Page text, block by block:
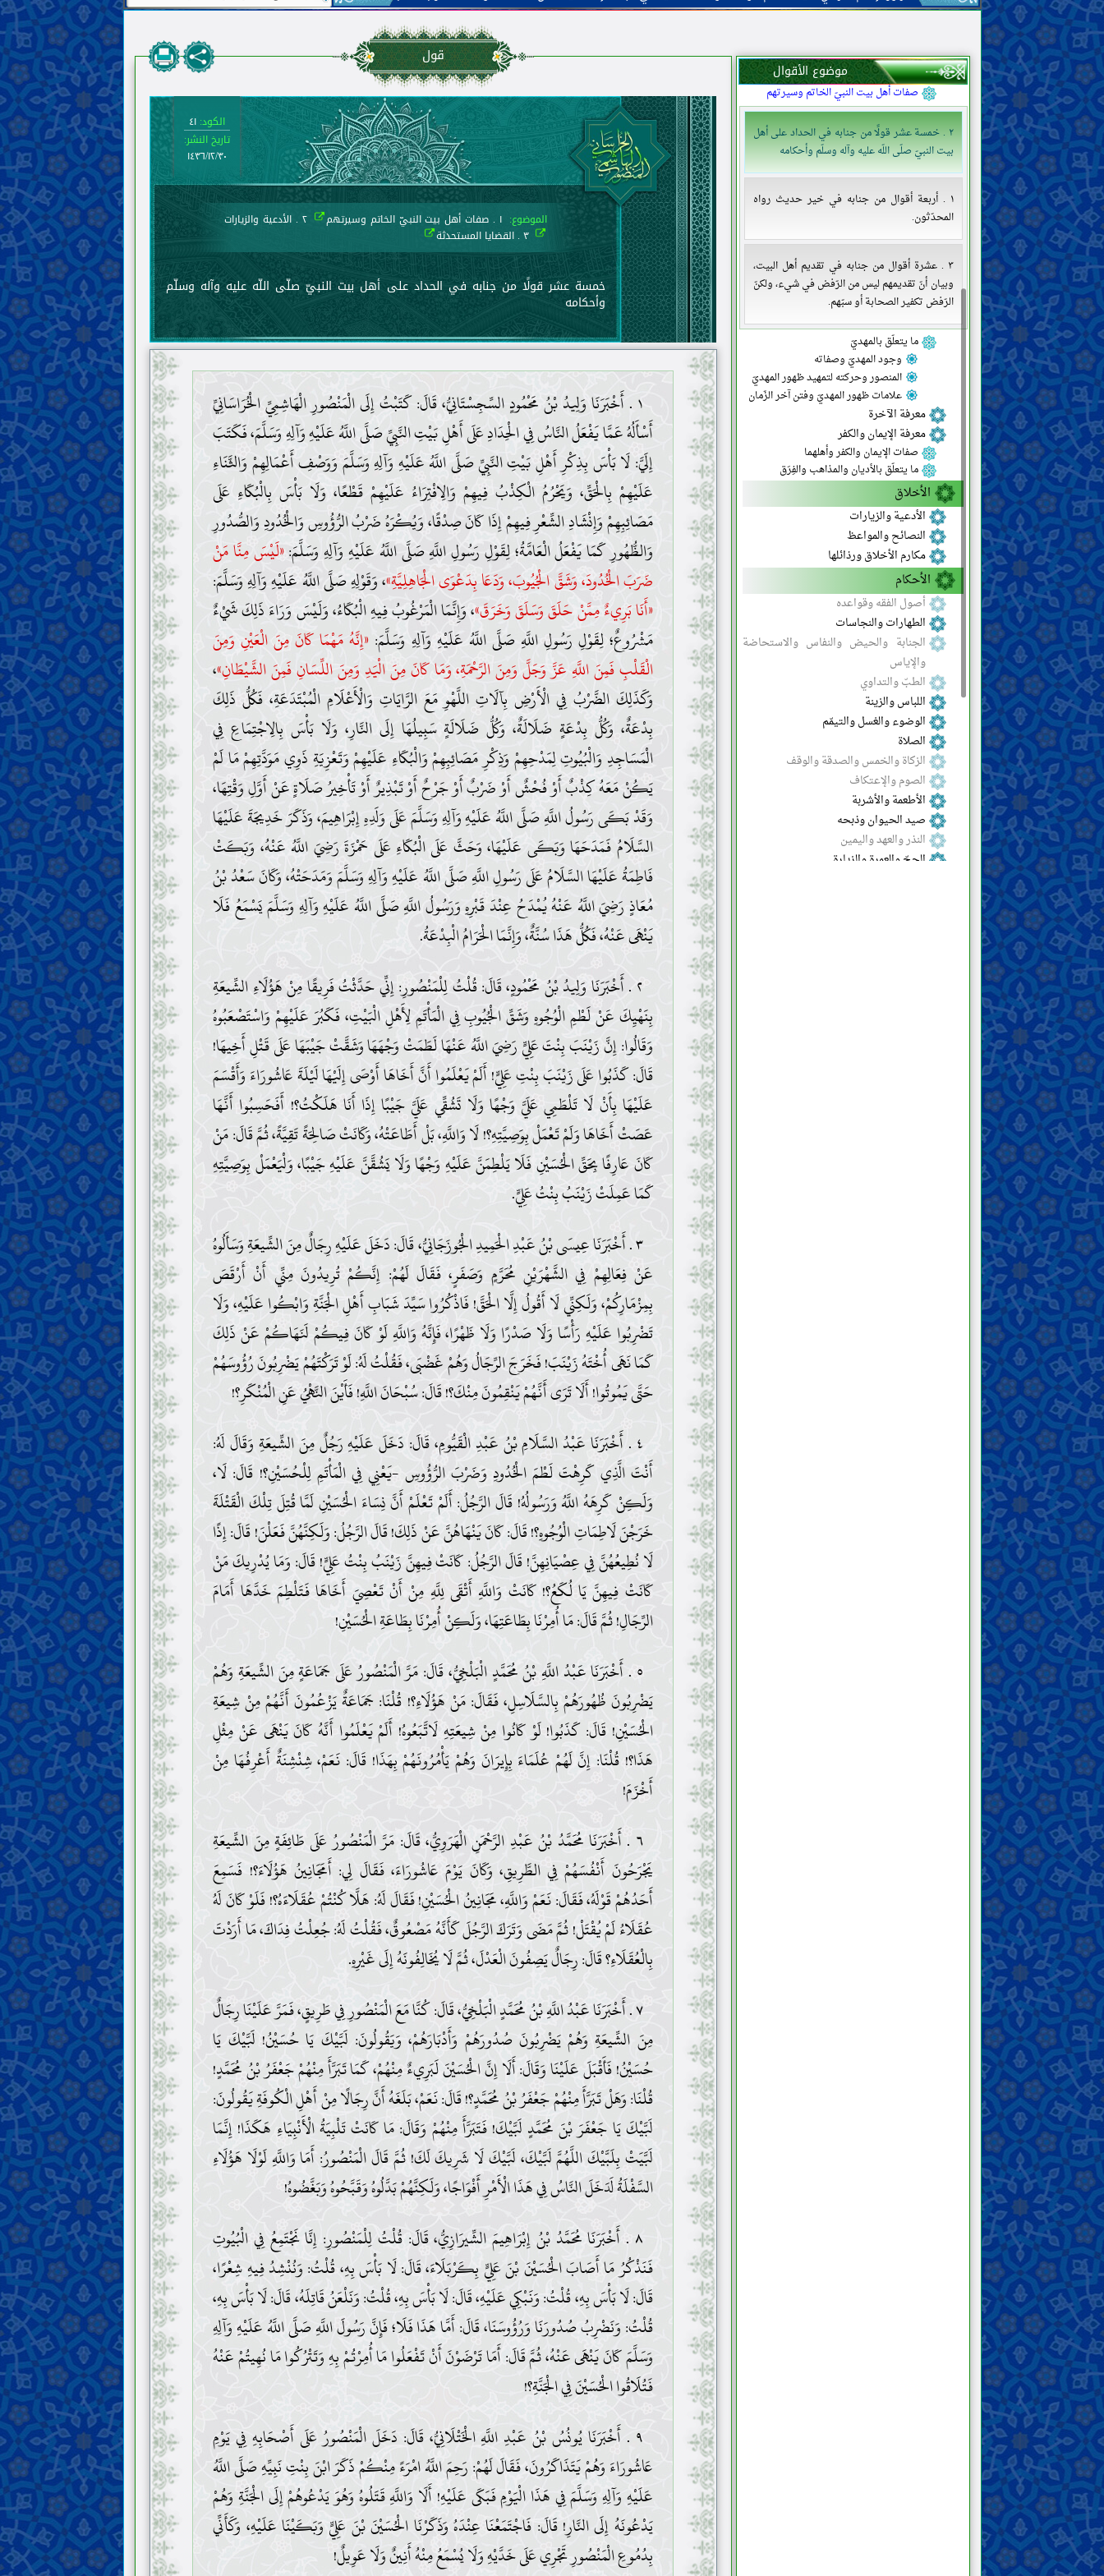
قول
الكود: ٤١
تاريخ النشر:
١٤٣٦/١٢/٣٠
الموضوع: ١ . صفات أهل بيت النبيّ الخاتم وسيرتهم
٢ . الأدعية والزيارات
خمسة عشر قولًا من جنابه في الحداد على أهل بيت النبيّ صلّى اللّه عليه وآله وسلّم
وأحكامه
١ . أَخْبَرَنَا وَلِيدُ بْنُ مَحْمُودٍ السِّجِسْتَانِيُّ، قَالَ: كَتَبْتُ إِلَى الْمَنْصُورِ الْهَاشِمِيِّ الْخُرَاسَانِيِّ
أَسْأَلُهُ عَمَّا يَفْعَلُ النَّاسُ فِي الْحِدَادِ عَلَى أَهْلِ بَيْتِ النَّبِيِّ صَلَّى اللَّهُ عَلَيْهِ وَآلِهِ وَسَلَّمَ، فَكَتَبَ
إِلَيَّ: لَا بَأْسَ بِذِكْرِ أَهْلِ بَيْتِ النَّبِيِّ صَلَّى اللَّهُ عَلَيْهِ وَآلِهِ وَسَلَّمَ وَوَصْفِ أَعْمَالِهِمْ وَالثَّنَاءِ
عَلَيْهِمْ بِالْحَقِّ، وَيَحْرُمُ الْكِذْبُ فِيهِمْ وَالِافْتِرَاءُ عَلَيْهِمْ قَطْعًا، وَلَا بَأْسَ بِالْبُكَاءِ عَلَى
مَصَائِبِهِمْ وَإِنْشَادِ الشِّعْرِ فِيهِمْ إِذَا كَانَ صِدْقًا، وَيُكْرَهُ ضَرْبُ الرُّؤُوسِ وَالْخُدُودِ وَالصُّدُورِ
وَالظُّهُورِ كَمَا يَفْعَلُ الْعَامَّةُ؛ لِقَوْلِ رَسُولِ اللَّهِ صَلَّى اللَّهُ عَلَيْهِ وَآلِهِ وَسَلَّمَ:«لَيْسَ مِنَّا مَنْ
ضَرَبَ الْخُدُودَ، وَشَقَّ الْجُيُوبَ، وَدَعَا بِدَعْوَى الْجَاهِلِيَّةِ»، وَقَوْلِهِ صَلَّى اللَّهُ عَلَيْهِ وَآلِهِ وَسَلَّمَ:
«أَنَا بَرِيءٌ مِمَّنْ حَلَقَ وَسَلَقَ وَخَرَقَ»، وَإِنَّمَا الْمَرْغُوبُ فِيهِ الْبُكَاءُ، وَلَيْسَ وَرَاءَ ذَلِكَ شَيْءٌ
مَشْرُوعٌ؛ لِقَوْلِ رَسُولِ اللَّهِ صَلَّى اللَّهُ عَلَيْهِ وَآلِهِ وَسَلَّمَ: «إِنَّهُ مَهْمَا كَانَ مِنَ الْعَيْنِ وَمِنَ
الْقَلْبِ فَمِنَ اللَّهِ عَزَّ وَجَلَّ وَمِنَ الرَّحْمَةِ، وَمَا كَانَ مِنَ الْيَدِ وَمِنَ اللِّسَانِ فَمِنَ الشَّيْطَانِ»،
وَكَذَلِكَ الضَّرْبُ فِي الْأَرْضِ بِآلَاتِ اللَّهْوِ مَعَ الرَّايَاتِ وَالْأَعْلَامِ الْمُبْتَدَعَةِ، فَكُلُّ ذَلِكَ
بِدْعَةٌ، وَكُلُّ بِدْعَةٍ ضَلَالَةٌ، وَكُلُّ ضَلَالَةٍ سَبِيلُهَا إِلَى النَّارِ، وَلَا بَأْسَ بِالِاجْتِمَاعِ فِي
الْمَسَاجِدِ وَالْبُيُوتِ لِمَدْحِهِمْ وَذِكْرِ مَصَائِبِهِمْ وَالْبُكَاءِ عَلَيْهِمْ وَتَعْزِيَةِ ذَوِي مَوَدَّتِهِمْ مَا لَمْ
يَكُنْ مَعَهُ كِذْبٌ أَوْ فُحْشٌ أَوْ ضَرْبٌ أَوْ جَرْحٌ أَوْ تَبْذِيرٌ أَوْ تَأْخِيرُ صَلَاةٍ عَنْ أَوَّلِ وَقْتِهَا،
وَقَدْ بَكَى رَسُولُ اللَّهِ صَلَّى اللَّهُ عَلَيْهِ وَآلِهِ وَسَلَّمَ عَلَى وَلَدِهِ إِبْرَاهِيمَ، وَذَكَرَ خَدِيجَةَ عَلَيْهَا
السَّلَامُ فَمَدَحَهَا وَبَكَى عَلَيْهَا، وَحَثَّ عَلَى الْبُكَاءِ عَلَى حَمْزَةَ رَضِيَ اللَّهُ عَنْهُ، وَبَكَتْ
فَاطِمَةُ عَلَيْهَا السَّلَامُ عَلَى رَسُولِ اللَّهِ صَلَّى اللَّهُ عَلَيْهِ وَآلِهِ وَسَلَّمَ وَمَدَحَتْهُ، وَكَانَ سَعْدُ بْنُ
مُعَاذٍ رَضِيَ اللَّهُ عَنْهُ يُمْدَحُ عِنْدَ قَبْرِهِ وَرَسُولُ اللَّهِ صَلَّى اللَّهُ عَلَيْهِ وَآلِهِ وَسَلَّمَ يَسْمَعُ فَلَا
يَنْهَى عَنْهُ، فَكُلُّ هَذَا سُنَّةٌ، وَإِنَّمَا الْحَرَامُ الْبِدْعَةُ.
٢ . أَخْبَرَنَا وَلِيدُ بْنُ مَحْمُودٍ، قَالَ: قُلْتُ لِلْمَنْصُورِ: إِنِّي حَدَّثْتُ فَرِيقًا مِنْ هَؤُلَاءِ الشِّيعَةِ
بِنَهْيِكَ عَنْ لَطْمِ الْوُجُوهِ وَشَقِّ الْجُيُوبِ فِي الْمَأْتَمِ لِأَهْلِ الْبَيْتِ، فَكَبُرَ عَلَيْهِمْ وَاسْتَصْعَبُوهُ
وَقَالُوا: إِنَّ زَيْنَبَ بِنْتَ عَلِيٍّ رَضِيَ اللَّهُ عَنْهَا لَطَمَتْ وَجْهَهَا وَشَقَّتْ جَيْبَهَا عَلَى قَتْلِ أَخِيهَا!
قَالَ: كَذَبُوا عَلَى زَيْنَبَ بِنْتِ عَلِيٍّ! أَلَمْ يَعْلَمُوا أَنَّ أَخَاهَا أَوْصَى إِلَيْهَا لَيْلَةَ عَاشُورَاءَ وَأَقْسَمَ
عَلَيْهَا بِأَنْ لَا تَلْطَمِي عَلَيَّ وَجْهًا وَلَا تَشُقِّي عَلَيَّ جَيْبًا إِذَا أَنَا هَلَكْتُ؟! أَفَحَسِبُوا أَنَّهَا
عَصَتْ أَخَاهَا وَلَمْ تَعْمَلْ بِوَصِيَّتِهِ؟! لَا وَاللَّهِ، بَلْ أَطَاعَتْهُ، وَكَانَتْ صَالِحَةً تَقِيَّةً، ثُمَّ قَالَ: مَنْ
كَانَ عَارِفًا بِحَقِّ الْحُسَيْنِ فَلَا يَلْطِمَنَّ عَلَيْهِ وَجْهًا وَلَا يَشُقَّنَّ عَلَيْهِ جَيْبًا، وَلْيَعْمَلْ بِوَصِيَّتِهِ
كَمَا عَمِلَتْ زَيْنَبُ بِنْتُ عَلِيٍّ.
٣ . أَخْبَرَنَا عِيسَى بْنُ عَبْدِ الْحَمِيدِ الْجُوزَجَانِيُّ، قَالَ: دَخَلَ عَلَيْهِ رِجَالٌ مِنَ الشِّيعَةِ وَسَأَلُوهُ
عَنْ فِعَالِهِمْ فِي الشَّهْرَيْنِ مُحَرَّمٍ وَصَفَرٍ، فَقَالَ لَهُمْ: إِنَّكُمْ تُرِيدُونَ مِنِّي أَنْ أَرْقَصَ
بِمِزْمَارِكُمْ، وَلَكِنِّي لَا أَقُولُ إِلَّا الْحَقَّ! فَاذْكُرُوا سَيِّدَ شَبَابِ أَهْلِ الْجَنَّةِ وَابْكُوا عَلَيْهِ، وَلَا
تَضْرِبُوا عَلَيْهِ رَأْسًا وَلَا صَدْرًا وَلَا ظَهْرًا، فَإِنَّهُ وَاللَّهِ لَوْ كَانَ فِيكُمْ لَنَهَاكُمْ عَنْ ذَلِكَ
كَمَا نَهَى أُخْتَهُ زَيْنَبَ! فَخَرَجَ الرِّجَالُ وَهُمْ غَضْبَى، فَقُلْتُ لَهُ: لَوْ تَرَكْتَهُمْ يَضْرِبُونَ رُؤُوسَهُمْ
حَتَّى يَمُوتُوا! أَلَا تَرَى أَنَّهُمْ يَنْقِمُونَ مِنْكَ؟! قَالَ: سُبْحَانَ اللَّهِ! فَأَيْنَ النَّهْيُ عَنِ الْمُنْكَرِ؟!
٤ . أَخْبَرَنَا عَبْدُ السَّلَامِ بْنُ عَبْدِ الْقَيُّومِ، قَالَ: دَخَلَ عَلَيْهِ رَجُلٌ مِنَ الشِّيعَةِ وَقَالَ لَهُ:
أَنْتَ الَّذِي كَرِهْتَ لَطْمَ الْخُدُودِ وَضَرْبَ الرُّؤُوسِ -يَعْنِي فِي الْمَأْتَمِ لِلْحُسَيْنِ؟! قَالَ: لَا،
وَلَكِنْ كَرِهَهُ اللَّهُ وَرَسُولُهُ! قَالَ الرَّجُلُ: أَلَمْ تَعْلَمْ أَنَّ نِسَاءَ الْحُسَيْنِ لَمَّا قُتِلَ تِلْكَ الْقَتْلَةَ
خَرَجْنَ لَاطِمَاتِ الْوُجُوهِ؟! قَالَ: كَانَ يَنْهَاهُنَّ عَنْ ذَلِكَ! قَالَ الرَّجُلُ: وَلَكِنَّهُنَّ فَعَلْنَ! قَالَ: إِذًا
لَا نُطِيعُهُنَّ فِي عِصْيَانِهِنَّ! قَالَ الرَّجُلُ: كَانَتْ فِيهِنَّ زَيْنَبُ بِنْتُ عَلِيٍّ! قَالَ: وَمَا يُدْرِيكَ مَنْ
كَانَتْ فِيهِنَّ يَا لُكَعُ؟! كَانَتْ وَاللَّهِ أَتْقَى لِلَّهِ مِنْ أَنْ تَعْصِيَ أَخَاهَا فَتَلْطِمَ خَدَّهَا أَمَامَ
الرِّجَالِ! ثُمَّ قَالَ: مَا أُمِرْنَا بِطَاعَتِهَا، وَلَكِنْ أُمِرْنَا بِطَاعَةِ الْحُسَيْنِ!
٥ . أَخْبَرَنَا عَبْدُ اللَّهِ بْنُ مُحَمَّدٍ الْبَلْخِيُّ، قَالَ: مَرَّ الْمَنْصُورُ عَلَى جَمَاعَةٍ مِنَ الشِّيعَةِ وَهُمْ
يَضْرِبُونَ ظُهُورَهُمْ بِالسَّلَاسِلِ، فَقَالَ: مَنْ هَؤُلَاءِ؟! قُلْنَا: جَمَاعَةٌ يَزْعُمُونَ أَنَّهُمْ مِنْ شِيعَةِ
الْحُسَيْنِ! قَالَ: كَذَبُوا! لَوْ كَانُوا مِنْ شِيعَتِهِ لَاتَّبَعُوهُ! أَلَمْ يَعْلَمُوا أَنَّهُ كَانَ يَنْهَى عَنْ مِثْلِ
هَذَا؟! قُلْنَا: إِنَّ لَهُمْ عُلَمَاءَ بِإِيرَانَ وَهُمْ يَأْمُرُونَهُمْ بِهَذَا! قَالَ: نَعَمْ، شِنْشِنَةٌ أَعْرِفُهَا مِنْ
أَخْزَمَ!
٦ . أَخْبَرَنَا مُحَمَّدُ بْنُ عَبْدِ الرَّحْمَنِ الْهَرَوِيُّ، قَالَ: مَرَّ الْمَنْصُورُ عَلَى طَائِفَةٍ مِنَ الشِّيعَةِ
يَجْرَحُونَ أَنْفُسَهُمْ فِي الطَّرِيقِ، وَكَانَ يَوْمَ عَاشُورَاءَ، فَقَالَ لِي: أَمَجَانِينُ هَؤُلَاءَ؟! فَسَمِعَ
أَحَدُهُمْ قَوْلَهُ، فَقَالَ: نَعَمْ وَاللَّهِ، مَجَانِينُ الْحُسَيْنِ! فَقَالَ لَهُ: هَلَّا كُنْتُمْ عُقَلَاءَهُ؟! فَلَوْ كَانَ لَهُ
عُقَلَاءُ لَمْ يُقْتَلْ! ثُمَّ مَضَى وَتَرَكَ الرَّجُلَ كَأَنَّهُ مَصْعُوقٌ، فَقُلْتُ لَهُ: جُعِلْتُ فِدَاكَ، مَا أَرَدْتَ
بِالْعُقَلَاءِ؟ قَالَ: رِجَالٌ يَصِفُونَ الْعَدْلَ، ثُمَّ لَا يُخَالِفُونَهُ إِلَى غَيْرِهِ.
٧ . أَخْبَرَنَا عَبْدُ اللَّهِ بْنُ مُحَمَّدٍ الْبَلْخِيُّ، قَالَ: كُنَّا مَعَ الْمَنْصُورِ فِي طَرِيقٍ، فَمَرَّ عَلَيْنَا رِجَالٌ
مِنَ الشِّيعَةِ وَهُمْ يَضْرِبُونَ صُدُورَهُمْ وَأَدْبَارَهُمْ، وَيَقُولُونَ: لَبَّيْكَ يَا حُسَيْنُ! لَبَّيْكَ يَا
حُسَيْنُ! فَأَقْبَلَ عَلَيْنَا وَقَالَ: أَلَا إِنَّ الْحُسَيْنَ لَبَرِيءٌ مِنْهُمْ، كَمَا تَبَرَّأَ مِنْهُمْ جَعْفَرُ بْنُ مُحَمَّدٍ!
قُلْنَا: وَهَلْ تَبَرَّأَ مِنْهُمْ جَعْفَرُ بْنُ مُحَمَّدٍ؟! قَالَ: نَعَمْ، بَلَغَهُ أَنَّ رِجَالًا مِنْ أَهْلِ الْكُوفَةِ يَقُولُونَ:
لَبَّيْكَ يَا جَعْفَرَ بْنَ مُحَمَّدٍ لَبَّيْكَ! فَتَبَرَّأَ مِنْهُمْ وَقَالَ: مَا كَانَتْ تَلْبِيَةُ الْأَنْبِيَاءِ هَكَذَا! إِنَّمَا
لَبَّيَتْ بِلَبَّيْكَ اللَّهُمَّ لَبَّيْكَ، لَبَّيْكَ لَا شَرِيكَ لَكَ! ثُمَّ قَالَ الْمَنْصُورُ: أَمَا وَاللَّهِ لَوْلَا هَؤُلَاءِ
السَّفْلَةُ لَدَخَلَ النَّاسُ فِي هَذَا الْأَمْرِ أَفْوَاجًا، وَلَكِنَّهُمْ بَدَّلُوهُ وَقَبَّحُوهُ وَبَغَّضُوهُ!
٨ . أَخْبَرَنَا مُحَمَّدُ بْنُ إِبْرَاهِيمَ الشِّيرَازِيُّ، قَالَ: قُلْتُ لِلْمَنْصُورِ: إِنَّا نَجْتَمِعُ فِي الْبُيُوتِ
فَنَذْكُرُ مَا أَصَابَ الْحُسَيْنَ بْنَ عَلِيٍّ بِكَرْبَلَاءَ، قَالَ: لَا بَأْسَ بِهِ، قُلْتُ: وَنُنْشِدُ فِيهِ شِعْرًا،
قَالَ: لَا بَأْسَ بِهِ، قُلْتُ: وَنَبْكِي عَلَيْهِ، قَالَ: لَا بَأْسَ بِهِ، قُلْتُ: وَنَلْعَنُ قَاتِلَهُ، قَالَ: لَا بَأْسَ بِهِ،
قُلْتُ: وَنَضْرِبُ صُدُورَنَا وَرُؤُوسَنَا، قَالَ: أَمَّا هَذَا فَلَا؛ فَإِنَّ رَسُولَ اللَّهِ صَلَّى اللَّهُ عَلَيْهِ وَآلِهِ
وَسَلَّمَ كَانَ يَنْهَى عَنْهُ، ثُمَّ قَالَ: أَمَا تَرْضَوْنَ أَنْ تَفْعَلُوا مَا أُمِرْتُمْ بِهِ وَتَتْرُكُوا مَا نُهِيتُمْ عَنْهُ
فَتُلَاقُوا الْحُسَيْنَ فِي الْجَنَّةِ؟!
٩ . أَخْبَرَنَا يُونُسُ بْنُ عَبْدِ اللَّهِ الْخَتْلَانِيُّ، قَالَ: دَخَلَ الْمَنْصُورُ عَلَى أَصْحَابِهِ فِي يَوْمِ
عَاشُورَاءَ وَهُمْ يَتَذَاكَرُونَ، فَقَالَ لَهُمْ: رَحِمَ اللَّهُ امْرَءً مِنْكُمْ ذَكَرَ ابْنَ بِنْتِ نَبِيِّهِ صَلَّى اللَّهُ
عَلَيْهِ وَآلِهِ وَسَلَّمَ فِي هَذَا الْيَوْمِ فَبَكَى عَلَيْهِ! أَلَا وَاللَّهِ قَتَلُوهُ وَهُوَ يَدْعُوهُمْ إِلَى الْجَنَّةِ وَهُمْ
يَدْعُونَهُ إِلَى النَّارِ! قَالَ: فَاجْتَمَعْنَا عِنْدَهُ وَذَكَرْنَا الْحُسَيْنَ بْنَ عَلِيٍّ وَبَكَيْنَا عَلَيْهِ، وَكَأَنِّي
بِدُمُوعِ الْمَنْصُورِ تَجْرِي عَلَى خَدَّيْهِ وَلَا يُسْمَعُ مِنْهُ أَنِينٌ وَلَا عَوِيلٌ!
موضوع الأقوال
خصائص النبيّ الخاتم
أصحاب النبيّ الخاتم وأزواجه
صفات أهل بيت النبيّ الخاتم وسيرتهم
٢ . خمسة عشر قولًا من جنابه في الحداد على أهل
بيت النبيّ صلّى اللّه عليه وآله وسلّم وأحكامه
١ . أربعة أقوال من جنابه في خير حديث رواه
المحدّثون.
٣ . عشرة أقوال من جنابه في تقديم أهل البيت،
وبيان أنّ تقديمهم ليس من الرّفض في شيء، ولكنّ
الرّفض تكفير الصحابة أو سبّهم.
ما يتعلّق بالمهديّ
وجود المهديّ وصفاته
المنصور وحركته لتمهيد ظهور المهديّ
علامات ظهور المهديّ وفتن آخر الزّمان
معرفة الآخرة
معرفة الإيمان والكفر
صفات الإيمان والكفر وأهلهما
ما يتعلّق بالأديان والمذاهب والفِرَق
الأخلاق
الأدعية والزيارات
النصائح والمواعظ
مكارم الأخلاق ورذائلها
الأحكام
أصول الفقه وقواعده
الطهارات والنجاسات
الجنابة والحيض والنفاس والاستحاضة
والإياس
الطبّ والتداوي
اللباس والزينة
الوضوء والغسل والتيمّم
الصلاة
الزكاة والخمس والصدقة والوقف
الصوم والإعتكاف
الأطعمة والأشربة
صيد الحيوان وذبحه
النذر والعهد واليمين
الحجّ والعمرة والزيارة